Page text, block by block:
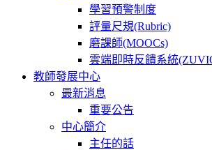
學習預警制度
評量尺規(Rubric)
磨課師(MOOCs)
雲端即時反饋系統
教師發展中心
最新消息
重要公告
中心簡介
主任的話